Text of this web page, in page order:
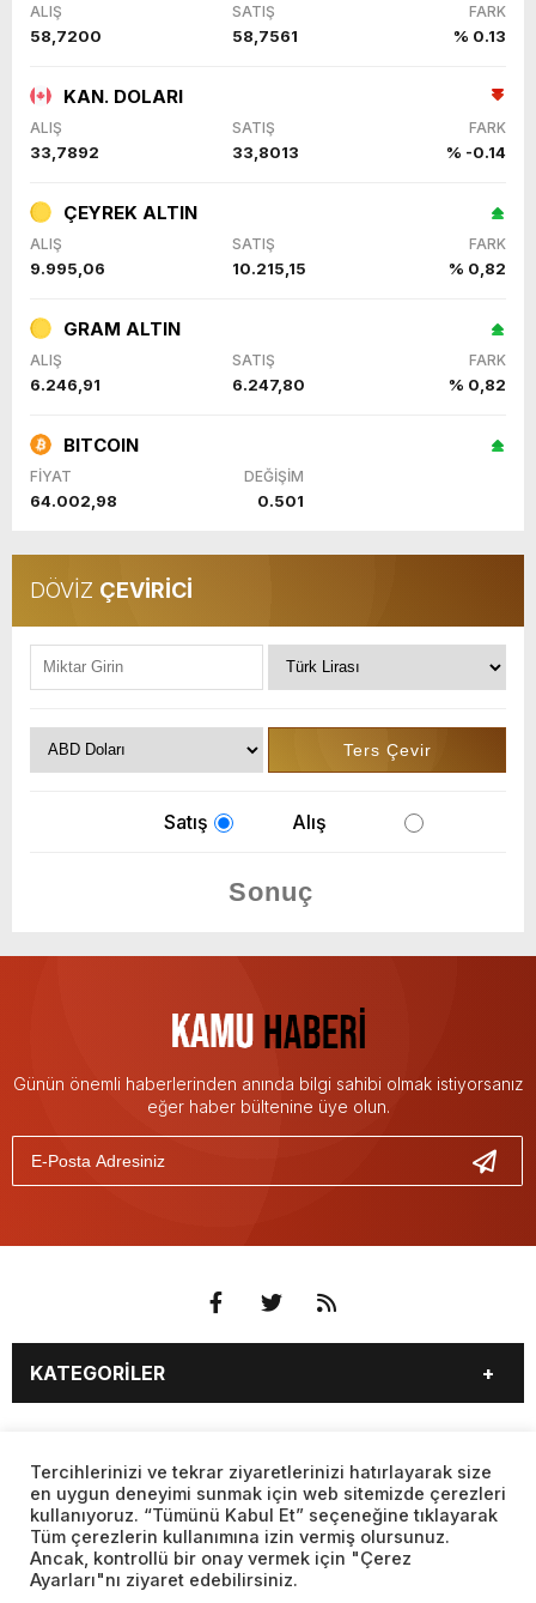
ALIŞ SATIŞ FARK
58,7200 58,7561 % 0.13
KAN. DOLARI
ALIŞ SATIŞ FARK
33,7892 33,8013 % -0.14
ÇEYREK ALTIN
ALIŞ SATIŞ FARK
9.995,06 10.215,15 % 0,82
GRAM ALTIN
ALIŞ SATIŞ FARK
6.246,91 6.247,80 % 0,82
BITCOIN
FİYAT DEĞİŞİM
64.002,98 0.501
DÖVİZ ÇEVİRİCİ
Satış Alış
Günün önemli haberlerinden anında bilgi sahibi olmak istiyorsanız
eğer haber bültenine üye olun.
KATEGORİLER
EĞİTİM
SAĞLIK
YAŞAM
SPOR
MAGAZİN
KÜLTÜR SANAT
TEKNOLOJİ
DÜNYA
SAYFALAR
BURÇLAR
CANLI BORSA
CANLI SONUÇLAR
CANLI TV
FİKSTÜR
FİRMA EKLE
Web sitemizde yer alan haber içerikleri izin alınmadan,
kaynak gösterilerek dahi iktibas edilemez. Kanuna aykırı ve
Tercihlerinizi ve tekrar ziyaretlerinizi hatırlayarak size
en uygun deneyimi sunmak için web sitemizde çerezleri
kullanıyoruz. “Tümünü Kabul Et” seçeneğine tıklayarak
Tüm çerezlerin kullanımına izin vermiş olursunuz.
Ancak, kontrollü bir onay vermek için "Çerez
Ayarları"nı ziyaret edebilirsiniz.